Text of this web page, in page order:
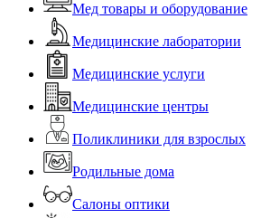
Мед товары и оборудование
Медицинские лаборатории
Медицинские услуги
Медицинские центры
Поликлиники для взрослых
Родильные дома
Салоны оптики